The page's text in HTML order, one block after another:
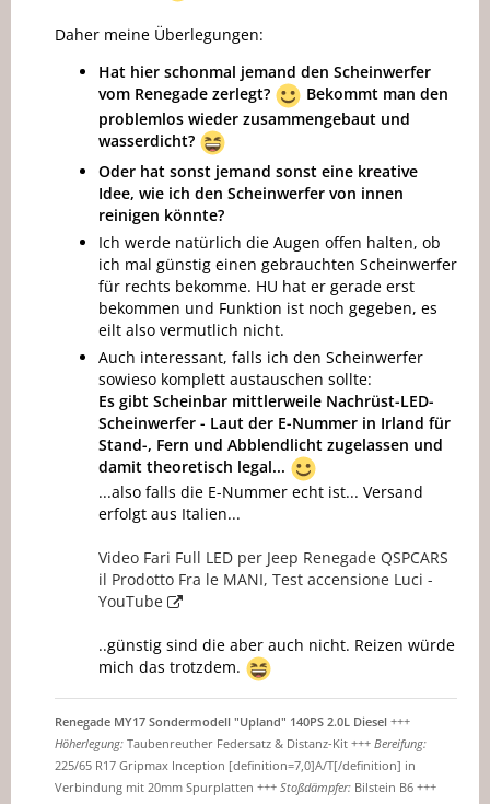
Daher meine Überlegungen:
Hat hier schonmal jemand den Scheinwerfer
vom Renegade zerlegt?
Bekommt man den
problemlos wieder zusammengebaut und
wasserdicht?
Oder hat sonst jemand sonst eine kreative
Idee, wie ich den Scheinwerfer von innen
reinigen könnte?
Ich werde natürlich die Augen offen halten, ob
ich mal günstig einen gebrauchten Scheinwerfer
für rechts bekomme. HU hat er gerade erst
bekommen und Funktion ist noch gegeben, es
eilt also vermutlich nicht.
Auch interessant, falls ich den Scheinwerfer
sowieso komplett austauschen sollte:
Es gibt Scheinbar mittlerweile Nachrüst-LED-
Scheinwerfer - Laut der E-Nummer in Irland für
Stand-, Fern und Abblendlicht zugelassen und
damit theoretisch legal...
...also falls die E-Nummer echt ist... Versand
erfolgt aus Italien...
Video Fari Full LED per Jeep Renegade QSPCARS
il Prodotto Fra le MANI, Test accensione Luci -
YouTube
..günstig sind die aber auch nicht. Reizen würde
mich das trotzdem.
Renegade MY17 Sondermodell "Upland" 140PS 2.0L Diesel +++
Höherlegung: Taubenreuther Federsatz & Distanz-Kit +++ Bereifung:
225/65 R17 Gripmax Inception [definition=7,0]A/T[/definition] in
Verbindung mit 20mm Spurplatten +++ Stoßdämpfer: Bilstein B6 +++